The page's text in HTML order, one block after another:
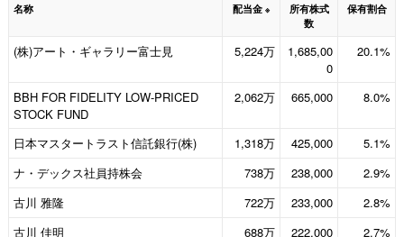
名称 配当金 ※
所有株式
数
保有割合
(株)アート・ギャラリー富士見 5,224万
1,685,00
0
20.1%
BBH FOR FIDELITY LOW-PRICED
STOCK FUND
2,062万 665,000 8.0%
日本マスタートラスト信託銀行(株) 1,318万 425,000
5.1%
ナ・デックス社員持株会
738万 238,000
2.9%
古川 雅隆
722万 233,000
2.8%
古川 佳明
688万 222,000
2.7%